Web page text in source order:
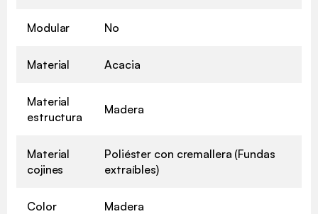
Modular No
Material Acacia
Material
estructura
Madera
Material
cojines
Poliéster con cremallera (Fundas
extraíbles)
Color Madera